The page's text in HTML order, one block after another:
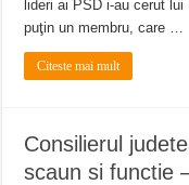
lideri ai PSD i-au cerut
puţin un membru, care …
Citeste mai mult
Consilierul
scaun si functie